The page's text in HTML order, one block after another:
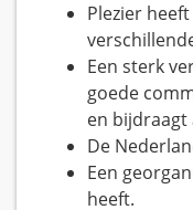
Plezier
Een sterk
goede
en bijdraagt
De
Een
heeft.